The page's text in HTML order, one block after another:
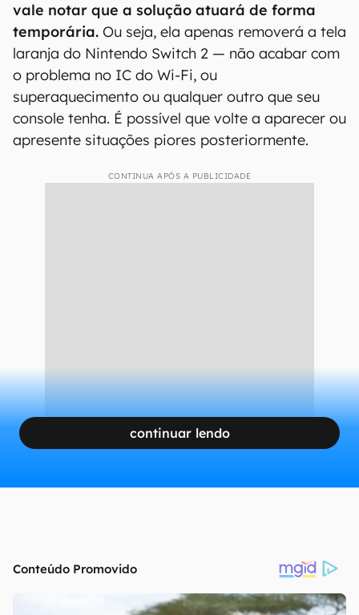
vale notar que a solução atuará de forma
temporária. Ou seja, ela apenas removerá a tela
laranja do Nintendo Switch 2 — não acabar com
o problema no IC do Wi-Fi, ou
superaquecimento ou qualquer outro que seu
console tenha. É possível que volte a aparecer ou
apresente situações piores posteriormente.
CONTINUA APÓS A PUBLICIDADE
continuar lendo